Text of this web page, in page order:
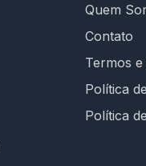
Quem
Contato
Termos
Política
Política